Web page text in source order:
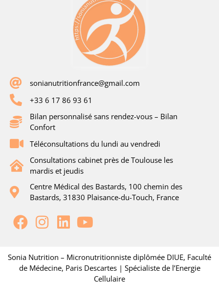
sonianutritionfrance@gmail.com
+33 6 17 86 93 61
Bilan personnalisé sans rendez-vous – Bilan
Confort
Téléconsultations du lundi au vendredi
Consultations cabinet près de Toulouse les
mardis et jeudis
Centre Médical des Bastards, 100 chemin des
Bastards, 31830 Plaisance-du-Touch, France
Sonia Nutrition – Micronutritionniste diplômée DIUE, Faculté
de Médecine, Paris Descartes | Spécialiste de l’Energie
Cellulaire